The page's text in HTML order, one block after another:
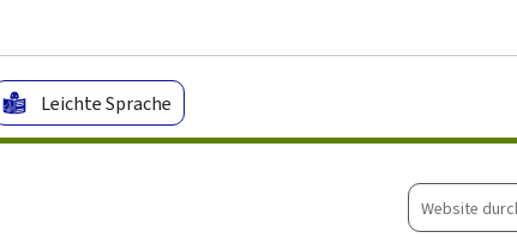
Leichte Sprache
Website